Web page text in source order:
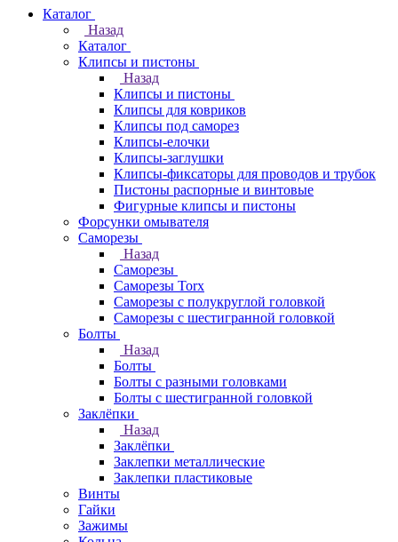
Каталог
Назад
Каталог
Клипсы и пистоны
Назад
Клипсы и пистоны
Клипсы для ковриков
Клипсы под саморез
Клипсы-елочки
Клипсы-заглушки
Клипсы-фиксаторы для проводов и трубок
Пистоны распорные и винтовые
Фигурные клипсы и пистоны
Форсунки омывателя
Саморезы
Назад
Саморезы
Саморезы Torx
Саморезы с полукруглой головкой
Саморезы с шестигранной головкой
Болты
Назад
Болты
Болты с разными головками
Болты с шестигранной головкой
Заклёпки
Назад
Заклёпки
Заклепки металлические
Заклепки пластиковые
Винты
Гайки
Зажимы